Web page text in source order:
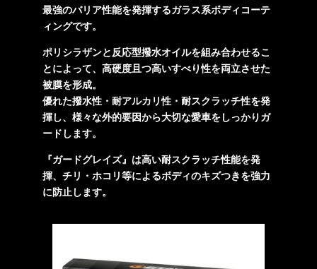
最強のバリア性能を発揮するガラス系ボディコーテ
ィングです。
ポリシラザンと反応型撥水オイルを組み合わせるこ
とによって、高硬度且つ高いすべり性を両立させた
被膜を形成。
優れた撥水性・耐アルカリ性・耐スクラッチ性を発
揮し、様々な外的要因から大切な愛車をしっかりガ
ードします。
『ガードグレイズ』は高い耐スクラッチ性能を発
揮、チリ・ホコリ等によるボディのキズつきを強力
に防止します。